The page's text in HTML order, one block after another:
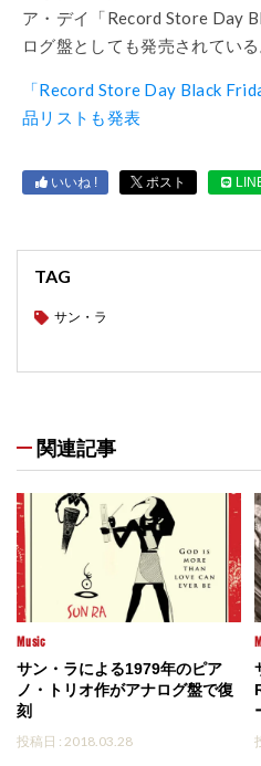
ア・デイ「Record Store Day
ログ盤としても発売されている
「Record Store Day Black
品リストも発表
いいね ! ポスト
TAG
サン・ラ
関連記事
Music
サン・ラによる1979年のピア
ノ・トリオ作がアナログ盤で復
刻
投稿日 : 2018.03.28